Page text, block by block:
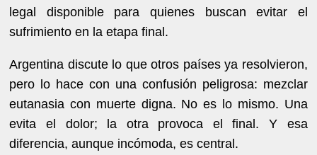
legal disponible para quienes buscan evitar el
sufrimiento en la etapa final.
Argentina discute lo que otros países ya resolvieron,
pero lo hace con una confusión peligrosa: mezclar
eutanasia con muerte digna. No es lo mismo. Una
evita el dolor; la otra provoca el final. Y esa
diferencia, aunque incómoda, es central.